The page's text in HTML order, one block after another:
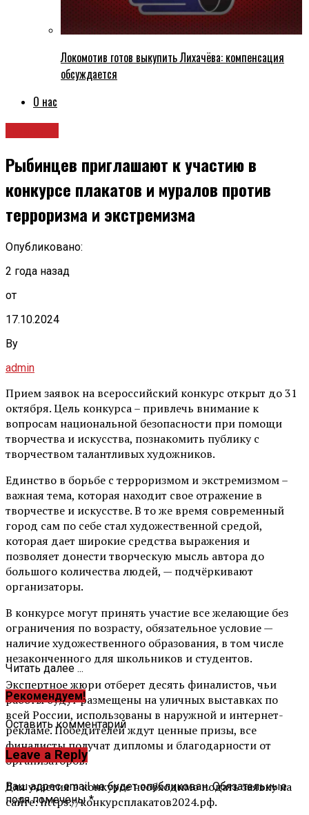
Локомотив готов выкупить Лихачёва: компенсация
обсуждается
О нас
Рыбинцев приглашают к участию в
конкурсе плакатов и муралов против
терроризма и экстремизма
Опубликовано:
2 года назад
от
17.10.2024
By
admin
Прием заявок на всероссийский конкурс открыт до 31
октября. Цель конкурса – привлечь внимание к
вопросам национальной безопасности при помощи
творчества и искусства, познакомить публику с
творчеством талантливых художников.
Единство в борьбе с терроризмом и экстремизмом –
важная тема, которая находит свое отражение в
творчестве и искусстве. В то же время современный
город сам по себе стал художественной средой,
которая дает широкие средства выражения и
позволяет донести творческую мысль автора до
большого количества людей, — подчёркивают
организаторы.
В конкурсе могут принять участие все желающие без
ограничения по возрасту, обязательное условие —
наличие художественного образования, в том числе
незаконченного для школьников и студентов.
Экспертное жюри отберет десять финалистов, чьи
работы будут размещены на уличных выставках по
всей России, использованы в наружной и интернет-
рекламе. Победителей ждут ценные призы, все
финалисты получат дипломы и благодарности от
организаторов.
Для участия в конкурсе необходимо подать заявку на
сайте: https://конкурсплакатов2024.рф.
Читать далее ...
Рекомендуем!
Оставить комментарий
Leave a Reply
Ваш адрес email не будет опубликован. Обязательные
поля помечены*